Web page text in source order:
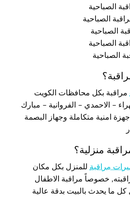
الصباحية
الصباحية
الصباحية
الصباحية
الصباحية
مراقبة بكل محافظات الكويت
– الاحمدي – الفروانية – مبارك
امنية متكاملة وجهاز البصمة
منزلية؟
مراقبة للمنزل بكل مكان
خصوصاً مراقبة الاطفال
ما يحدث بالبيت بدقة عالية